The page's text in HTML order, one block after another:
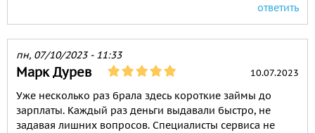
ответить
пн, 07/10/2023 - 11:33
Марк Дурев 10.07.2023
Уже несколько раз брала здесь короткие займы до
зарплаты. Каждый раз деньги выдавали быстро, не
задавая лишних вопросов. Специалисты сервиса не